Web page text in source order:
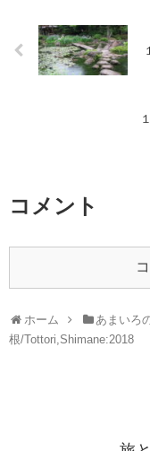
コメント
ホーム あまいろ
根/Tottori,Shimane:2018